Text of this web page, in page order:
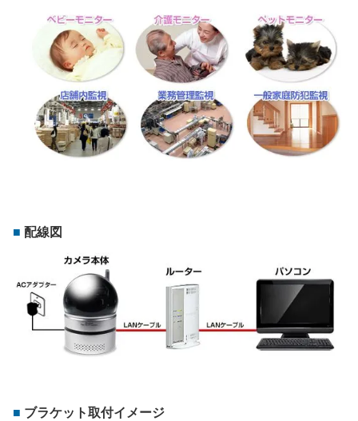
配線図
ブラケット取付イメージ